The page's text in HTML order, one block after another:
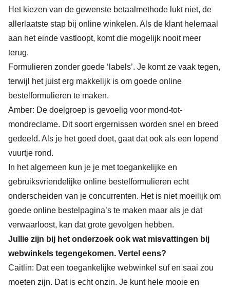
Het kiezen van de gewenste betaalmethode lukt niet, de
allerlaatste stap bij online winkelen. Als de klant helemaal
aan het einde vastloopt, komt die mogelijk nooit meer
terug.
Formulieren zonder goede ‘labels’. Je komt ze vaak tegen,
terwijl het juist erg makkelijk is om goede online
bestelformulieren te maken.
Amber: De doelgroep is gevoelig voor mond-tot-
mondreclame. Dit soort ergernissen worden snel en breed
gedeeld. Als je het goed doet, gaat dat ook als een lopend
vuurtje rond.
In het algemeen kun je je met toegankelijke en
gebruiksvriendelijke online bestelformulieren echt
onderscheiden van je concurrenten. Het is niet moeilijk om
goede online bestelpagina’s te maken maar als je dat
verwaarloost, kan dat grote gevolgen hebben.
Jullie zijn bij het onderzoek ook wat misvattingen bij
webwinkels tegengekomen. Vertel eens?
Caitlin: Dat een toegankelijke webwinkel suf en saai zou
moeten zijn. Dat is echt onzin. Je kunt hele mooie en